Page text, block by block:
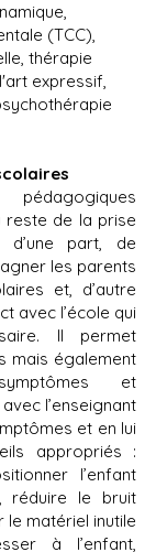
(TCC),
thérapie
expressif,
pédagogiques
reste de la prise
d’une part, de
les parents
et, d’autre
avec l’école qui
Il permet
mais également
et
l’enseignant
et en lui
appropriés :
l’enfant
réduire le bruit
le matériel inutile
à l’enfant,